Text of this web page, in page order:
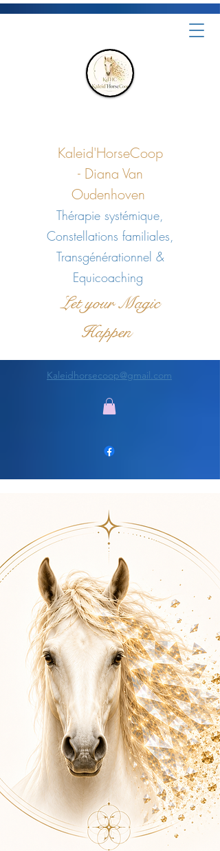
Kaleid'HorseCoop
-Diana Van
Oudenhoven
Thérapie systémique,
Constellations familiales,
Transgénérationnel &
Equicoaching
Let your Magic
Happen
Kaleidhorsecoop@gmail.com